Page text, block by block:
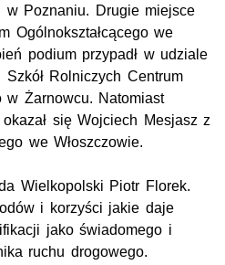
w Poznaniu. Drugie miejsce
Ogólnokształcącego we
podium przypadł w udziale
Szkół Rolniczych Centrum
w Żarnowcu. Natomiast
się Wojciech Mesjasz z
we Włoszczowie.
Wielkopolski Piotr Florek.
i korzyści jakie daje
jako świadomego i
ruchu drogowego.